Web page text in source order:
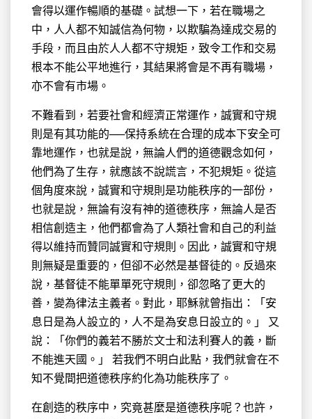
會得以運作暢順的基礎。試想一下，若在職場之
中，人人都不知誠信為何物，以欺騙為達成交易的
手段，而且由於人人都不守規矩，致令工作和交易
根本不能公平地進行，其結果將會是不再有職場，
亦不會有市場。
不難看到，若要社會和經濟正常運作，誠實和守規
則是有其功能的──保持系統在合理的成本下安全可
靠地運作，也就是說，無論人們的道德觀念如何，
他們為了生存，就應該不說謊言，不犯規矩。從這
個角度來說，誠實和守規則是功能秩序的一部份，
也就是說，無論有沒有神的道德秩序，無論人是否
相信創造主，他們都會為了人類社會和自己的利益
得以維持而贊同誠實和守規則。因此，誠實和守規
則無疑是重要的，但卻不必然是基督徒的。反過來
說，基督徒不能單單死守規則，卻忽略了更大的
善，變為律法主義者。對此，耶穌就曾指出：「安
息日是為人設立的，人不是為安息日設立的。」 又
說：「你們的義若不勝於文士和法利賽人的義，斷
不能進天國。」 若我們不明白此點，我們就會在不
知不覺間把道德秩序約化為功能秩序了。
在創造的秩序中，究竟甚麼是道德秩序呢？也許，